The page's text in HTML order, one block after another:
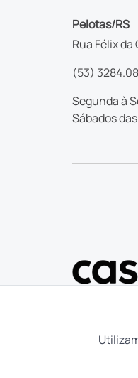
Pelotas/RS
Rua Félix
(53)
Segunda à
Sábados